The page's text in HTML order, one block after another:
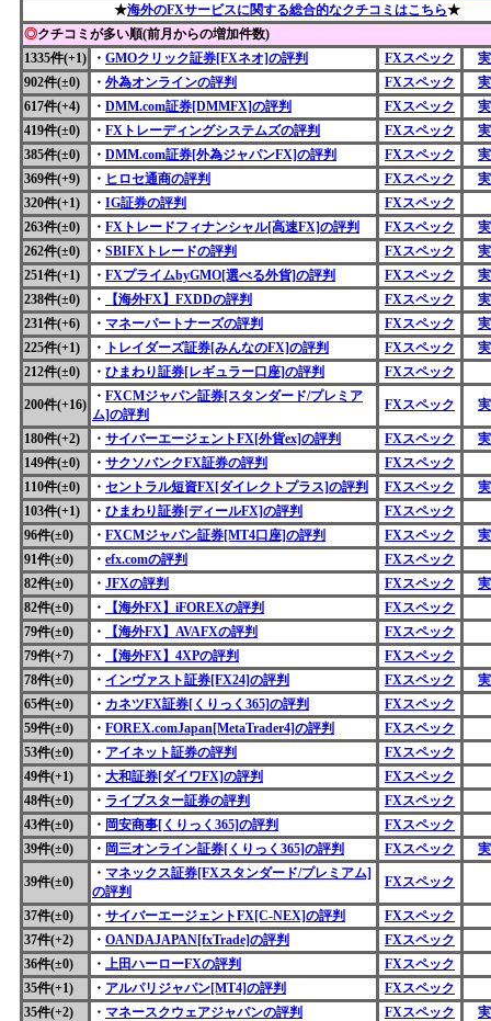
★海外のFXサービスに関する総合的なクチコミはこちら★
◎クチコミが多い順(前月からの増加件数)
1335件(+1)
・ GMOクリック証券[FXネオ]の評判 FXスペック
902件(±0)
・ 外為オンラインの評判 FXスペック
617件(+4)
・ DMM.com証券[DMMFX]の評判 FXスペック
419件(±0)
・ FXトレーディングシステムズの評判 FXスペック
385件(±0)
・ DMM.com証券[外為ジャパンFX]の評判 FXスペック
369件(+9)
・ ヒロセ通商の評判 FXスペック
320件(+1)
・ IG証券の評判
FXスペック
263件(±0)
・ FXトレードフィナンシャル[高速FX]の評判 FXスペック
262件(±0)
・ SBIFXトレードの評判 FXスペック
251件(+1)
・ FXプライムbyGMO[選べる外貨]の評判 FXスペック
238件(±0)
・ 【海外FX】FXDDの評判 FXスペック
231件(+6)
・ マネーパートナーズの評判 FXスペック
225件(+1)
・ トレイダーズ証券[みんなのFX]の評判 FXスペック
212件(±0)
・ ひまわり証券[レギュラー口座]の評判 FXスペック
200件(+16)
・ FXCMジャパン証券[スタンダード/プレミア
ム]の評判
FXスペック
180件(+2) ・ サイバーエージェントFX[外貨ex]の評判 FXスペック
149件(±0)
・ サクソバンクFX証券の評判
FXスペック
110件(±0)
・ セントラル短資FX[ダイレクトプラス]の評判 FXスペック
103件(+1)
・ ひまわり証券[ディールFX]の評判
FXスペック
96件(±0)
・ FXCMジャパン証券[MT4口座]の評判 FXスペック
91件(±0)
・ efx.comの評判
FXスペック
82件(±0)
・ JFXの評判 FXスペック
82件(±0)
・ 【海外FX】iFOREXの評判
FXスペック
79件(±0)
・ 【海外FX】AVAFXの評判
FXスペック
79件(+7)
・ 【海外FX】4XPの評判
FXスペック
78件(±0)
・ インヴァスト証券[FX24]の評判 FXスペック
65件(±0)
・ カネツFX証券[くりっく365]の評判
FXスペック
59件(±0)
・ FOREX.comJapan[MetaTrader4]の評判
FXスペック
53件(±0)
・ アイネット証券の評判
FXスペック
49件(+1)
・ 大和証券[ダイワFX]の評判
FXスペック
48件(±0)
・ ライブスター証券の評判
FXスペック
43件(±0)
・ 岡安商事[くりっく365]の評判
FXスペック
39件(±0)
・ 岡三オンライン証券[くりっく365]の評判 FXスペック
39件(±0)
・ マネックス証券[FXスタンダード/プレミアム]
の評判
FXスペック
37件(±0) ・ サイバーエージェントFX[C-NEX]の評判
FXスペック
37件(+2)
・ OANDAJAPAN[fxTrade]の評判
FXスペック
36件(±0)
・ 上田ハーローFXの評判
FXスペック
35件(+1)
・ アルパリジャパン[MT4]の評判
FXスペック
35件(+2)
・ マネースクウェアジャパンの評判 FXスペック